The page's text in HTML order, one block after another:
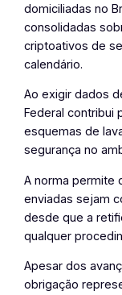
domiciliadas no
consolidadas
criptoativos de
calendário.
Ao exigir dados
Federal contribui
esquemas de
segurança no
A norma permite
enviadas sejam
desde que a
qualquer
Apesar dos
obrigação